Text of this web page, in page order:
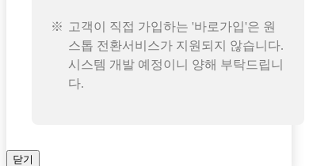
고객이 직접 가입하는 '바로가입'은 원
스톱 전환서비스가 지원되지 않습니다.
시스템 개발 예정이니 양해 부탁드립니
다.
닫기